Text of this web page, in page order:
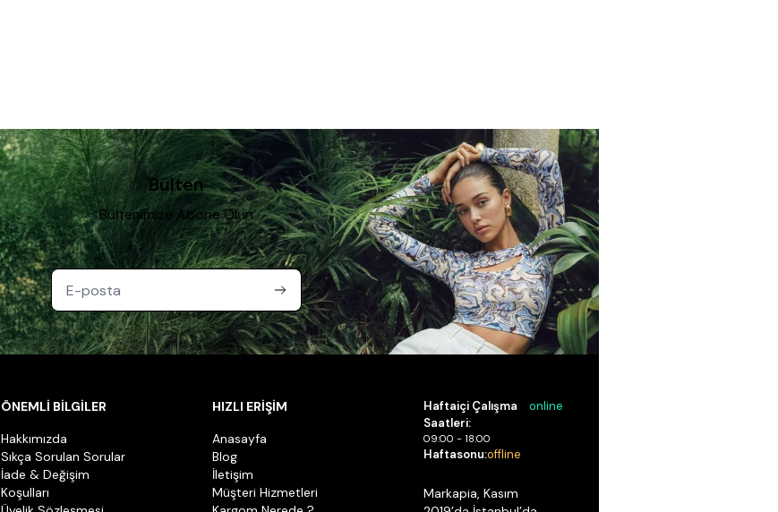
Bülten
Bültenimize Abone Olun
ÖNEMLİ BİLGİLER
Hakkımızda
Sıkça Sorulan Sorular
İade & Değişim
Koşulları
HIZLI ERİŞİM
Anasayfa
Blog
İletişim
Müşteri Hizmetleri
Haftaiçi Çalışma
Saatleri:
online
09:00 - 18:00
Haftasonu:offline
Markapia, Kasım